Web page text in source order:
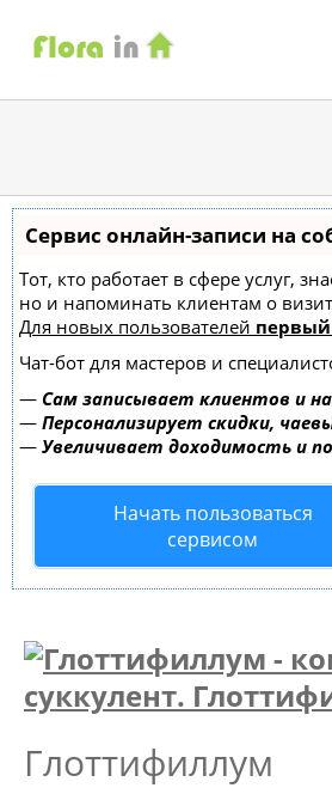
Сервис онлайн-записи на
Тот, кто работает в сфере услуг,
но и напоминать клиентам о
Для новых пользователей первый
Чат-бот для мастеров и
— Сам записывает клиентов и
— Персонализирует скидки,
— Увеличивает доходимость и
Начать пользоваться
сервисом
Глоттифиллум